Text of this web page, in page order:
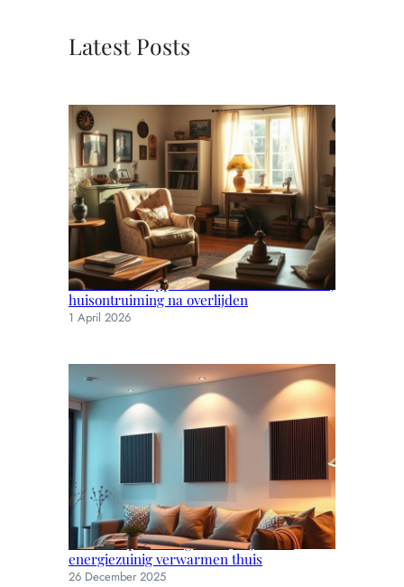
Latest Posts
Praktische stappen en emotionele steun bij
huisontruiming na overlijden
1 April 2026
Infraroodpanelen: gezond, stijlvol en
energiezuinig verwarmen thuis
26 December 2025